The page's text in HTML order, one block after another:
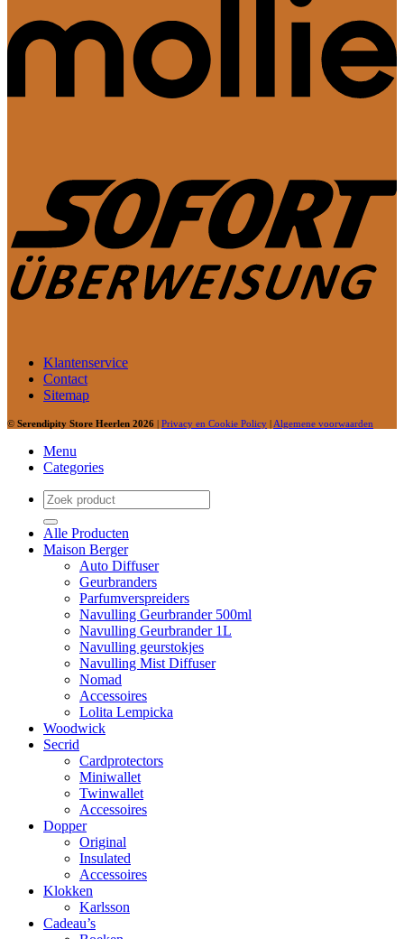
Klantenservice
Contact
Sitemap
© Serendipity Store Heerlen 2026 | Privacy en Cookie Policy | Algemene voorwaarden
Menu
Categories
Zoeken
naar:
Alle Producten
Maison Berger
Auto Diffuser
Geurbranders
Parfumverspreiders
Navulling Geurbrander 500ml
Navulling Geurbrander 1L
Navulling geurstokjes
Navulling Mist Diffuser
Nomad
Accessoires
Lolita Lempicka
Woodwick
Secrid
Cardprotectors
Miniwallet
Twinwallet
Accessoires
Dopper
Original
Insulated
Accessoires
Klokken
Karlsson
Cadeau’s